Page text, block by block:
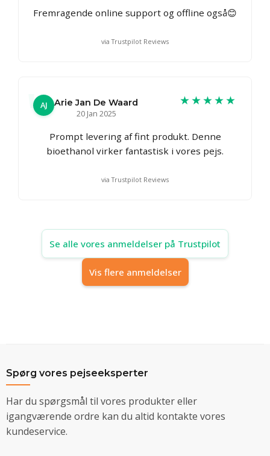
Fremragende online support og offline også😊
via Trustpilot Reviews
AJ
Arie Jan De Waard
20 Jan 2025
★★★★★
Prompt levering af fint produkt. Denne
bioethanol virker fantastisk i vores pejs.
via Trustpilot Reviews
Se alle vores anmeldelser på Trustpilot
Vis flere anmeldelser
Spørg vores pejseeksperter
Har du spørgsmål til vores produkter eller
igangværende ordre kan du altid kontakte vores
kundeservice.